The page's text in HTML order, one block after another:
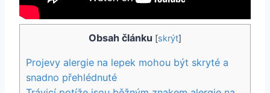
Obsah článku [skrýt]
Projevy alergie na lepek mohou být skryté a
snadno přehlédnuté